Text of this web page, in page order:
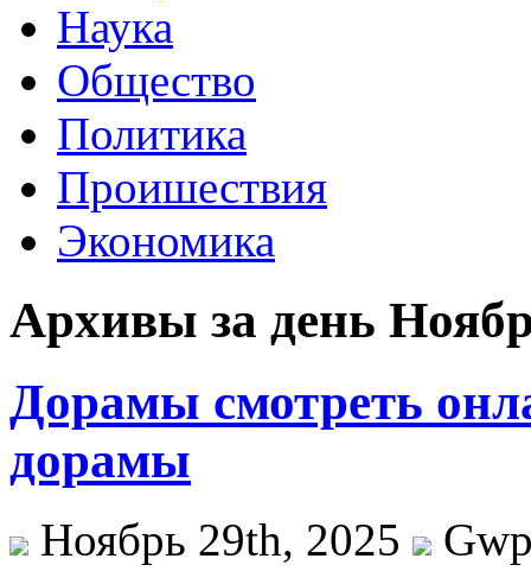
Наука
Общество
Политика
Проишествия
Экономика
Архивы за день
Дорамы смотреть
дорамы
Ноябрь 29th, 2025